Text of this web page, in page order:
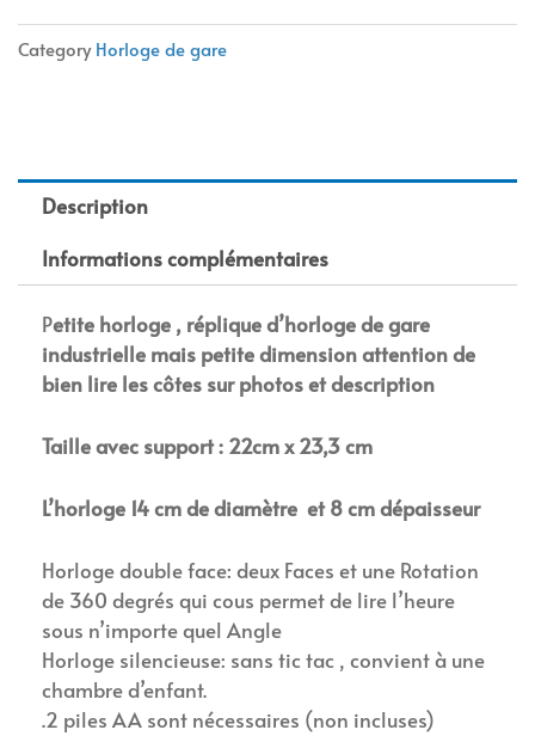
Category Horloge de gare
Description
Informations complémentaires
Petite horloge , réplique d’horloge de gare
industrielle mais petite dimension attention de
bien lire les côtes sur photos et description
Taille avec support : 22cm x 23,3 cm
L’horloge 14 cm de diamètre et 8 cm dépaisseur
Horloge double face: deux Faces et une Rotation
de 360 degrés qui cous permet de lire l’heure
sous n’importe quel Angle
Horloge silencieuse: sans tic tac , convient à une
chambre d’enfant.
.2 piles AA sont nécessaires (non incluses)